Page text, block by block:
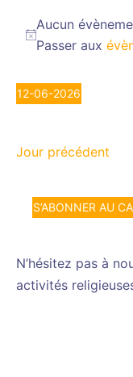
for
12
2026
Notice
Aucun
Passer aux
12-06-2026
date.
Jour précédent
S’ABONNER AU
N’hésitez pas à
activités